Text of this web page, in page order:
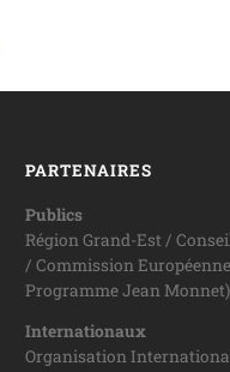
PARTENAIRES
Publics
Région Grand-Est /
/ Commission
Programme Jean Monnet)
Internationaux
Organisation